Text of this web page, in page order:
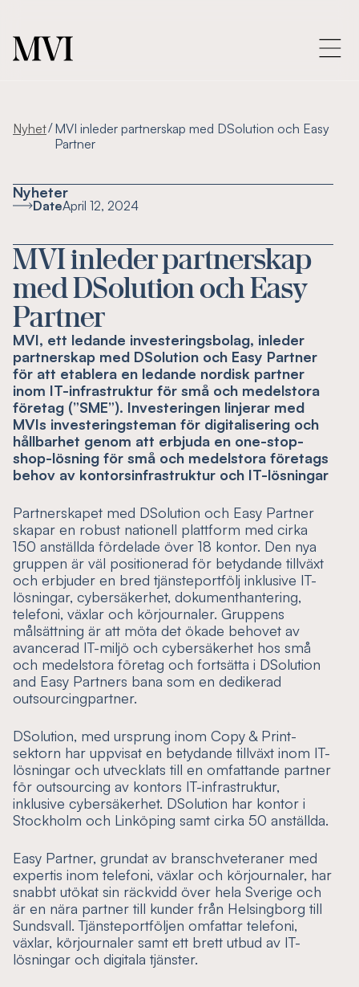
Nyhet/MVI inleder partnerskap med DSolution och Easy
Partner
Nyheter
DateApril 12, 2024
MVI inleder partnerskap
med DSolution och Easy
Partner
MVI, ett ledande investeringsbolag, inleder
partnerskap med DSolution och Easy Partner
för att etablera en ledande nordisk partner
inom IT-infrastruktur för små och medelstora
företag (”SME”). Investeringen linjerar med
MVIs investeringsteman för digitalisering och
hållbarhet genom att erbjuda en one-stop-
shop-lösning för små och medelstora företags
behov av kontorsinfrastruktur och IT-lösningar
Partnerskapet med DSolution och Easy Partner
skapar en robust nationell plattform med cirka
150 anställda fördelade över 18 kontor. Den nya
gruppen är väl positionerad för betydande tillväxt
och erbjuder en bred tjänsteportfölj inklusive IT-
lösningar, cybersäkerhet, dokumenthantering,
telefoni, växlar och körjournaler. Gruppens
målsättning är att möta det ökade behovet av
avancerad IT-miljö och cybersäkerhet hos små
och medelstora företag och fortsätta i DSolution
and Easy Partners bana som en dedikerad
outsourcingpartner.
DSolution, med ursprung inom Copy & Print-
sektorn har uppvisat en betydande tillväxt inom IT-
lösningar och utvecklats till en omfattande partner
för outsourcing av kontors IT-infrastruktur,
inklusive cybersäkerhet. DSolution har kontor i
Stockholm och Linköping samt cirka 50 anställda.
Easy Partner, grundat av branschveteraner med
expertis inom telefoni, växlar och körjournaler, har
snabbt utökat sin räckvidd över hela Sverige och
är en nära partner till kunder från Helsingborg till
Sundsvall. Tjänsteportföljen omfattar telefoni,
växlar, körjournaler samt ett brett utbud av IT-
lösningar och digitala tjänster.